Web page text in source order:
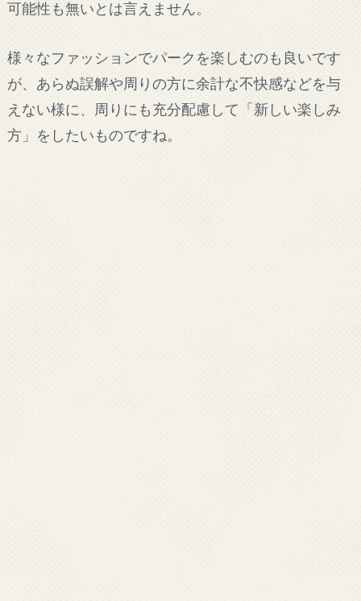
可能性も無いとは言えません。
様々なファッションでパークを楽しむのも良いです
が、あらぬ誤解や周りの方に余計な不快感などを与
えない様に、周りにも充分配慮して「新しい楽しみ
方」をしたいものですね。